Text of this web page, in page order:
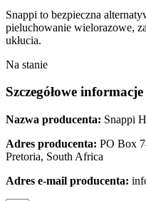
Snappi to bezpieczna
pieluchowanie wielorazowe,
ukłucia.
Na stanie
Szczegółowe
Nazwa producenta: Snappi
Adres producenta: PO Box
Pretoria, South Africa
Adres e-mail producenta: